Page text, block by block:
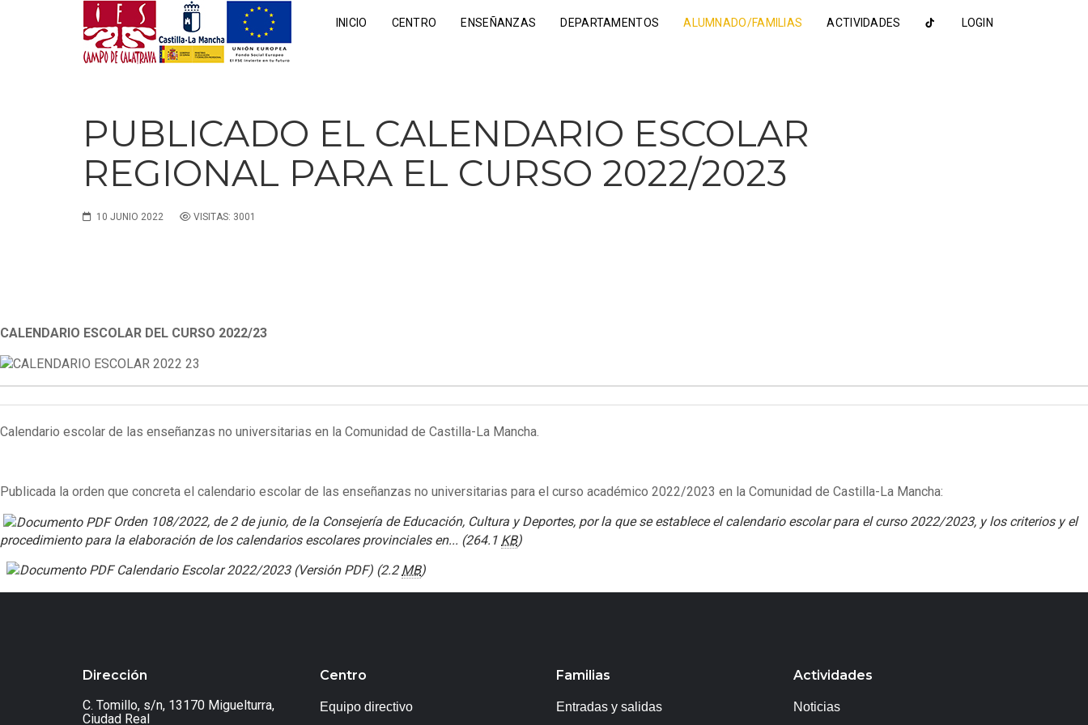
INICIO CENTRO ENSEÑANZAS DEPARTAMENTOS ALUMNADO/FAMILIAS ACTIVIDADES LOGIN
PUBLICADO EL CALENDARIO ESCOLAR
REGIONAL PARA EL CURSO 2022/2023
10 JUNIO 2022 VISITAS: 3001
CALENDARIO ESCOLAR DEL CURSO 2022/23
Calendario escolar de las enseñanzas no universitarias en la Comunidad de Castilla-La Mancha.
Publicada la orden que concreta el calendario escolar de las enseñanzas no universitarias para el curso académico 2022/2023 en la Comunidad de Castilla-La Mancha:
Orden 108/2022, de 2 de junio, de la Consejería de Educación, Cultura y Deportes, por la que se establece el calendario escolar para el curso 2022/2023, y los criterios y el
procedimiento para la elaboración de los calendarios escolares provinciales en... (264.1 KB)
Calendario Escolar 2022/2023 (Versión PDF) (2.2 MB)
Dirección
C. Tomillo, s/n, 13170 Miguelturra,
Ciudad Real
Centro
Equipo directivo
Familias
Entradas y salidas
Actividades
Noticias